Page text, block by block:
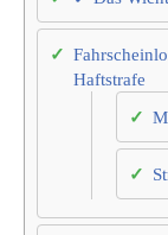
Haftstrafe